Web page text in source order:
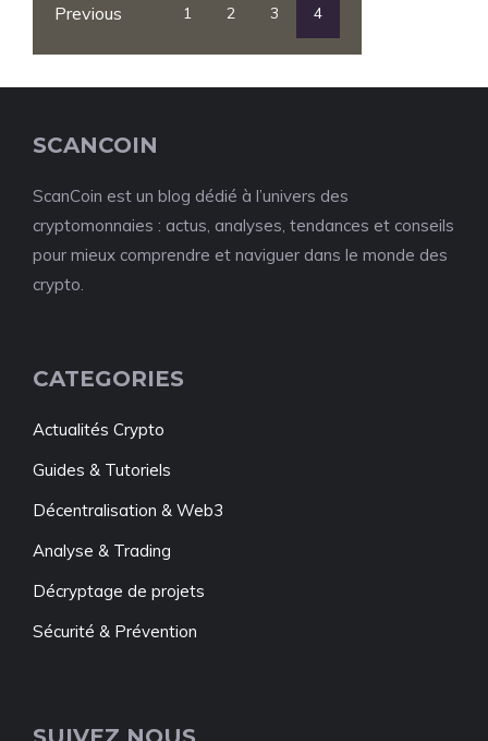
Previous 1 2 3 4
SCANCOIN
ScanCoin est un blog dédié à l’univers des
cryptomonnaies : actus, analyses, tendances et conseils
pour mieux comprendre et naviguer dans le monde des
crypto.
CATEGORIES
Actualités Crypto
Guides & Tutoriels
Décentralisation & Web3
Analyse & Trading
Décryptage de projets
Sécurité & Prévention